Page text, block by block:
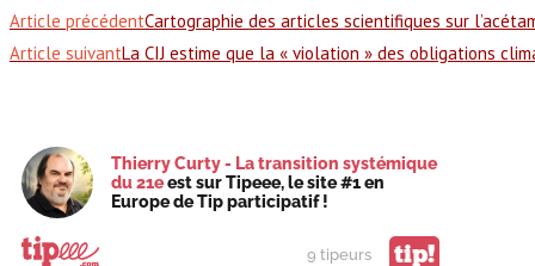
Article précédentCartographie des articles scientifiques sur
Article suivantLa CIJ estime que la « violation » des obligations
Thierry Curty - La transition systémique
du 21eest sur Tipeee, le site #1 en
Europe de Tip participatif !
9 tipeurs tip!